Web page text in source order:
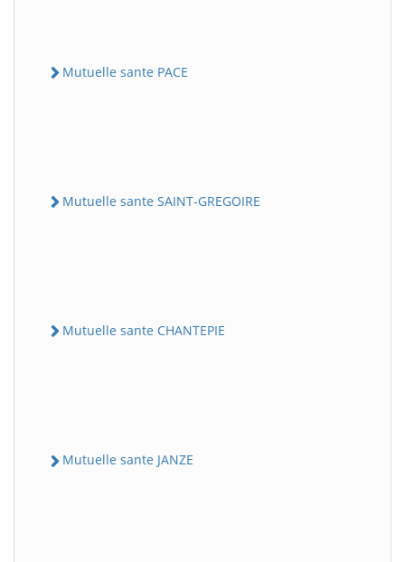
Mutuelle sante PACE
Mutuelle sante SAINT-GREGOIRE
Mutuelle sante CHANTEPIE
Mutuelle sante JANZE